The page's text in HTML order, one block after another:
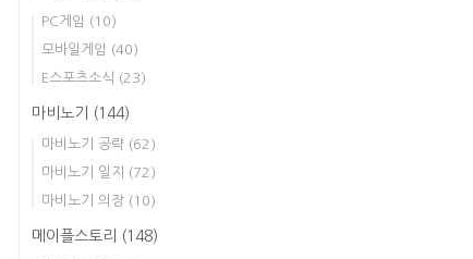
PC게임 (10)
모바일게임 (40)
E스포츠소식 (23)
마비노기 (144)
마비노기 공략 (62)
마비노기 일지
(72)
마비노기 의장 (10)
메이플스토리 (148)